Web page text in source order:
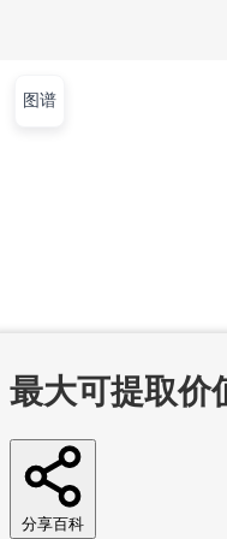
文章 视频 课程 集训营
首页文章视频
工作
图谱